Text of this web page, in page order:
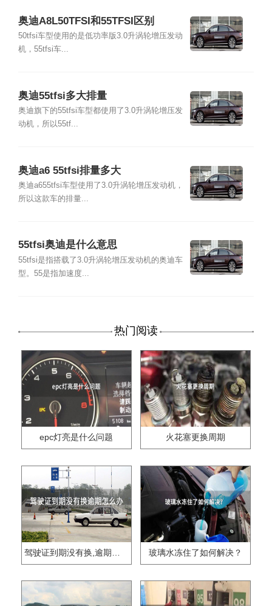
奥迪A8L50TFSI和55TFSI区别
50tfsi车型使用的是低功率版3.0升涡轮增压发动
机，55tfsi车...
奥迪55tfsi多大排量
奥迪旗下的55tfsi车型都使用了3.0升涡轮增压发
动机，所以55tf...
奥迪a6 55tfsi排量多大
奥迪a655tfsi车型使用了3.0升涡轮增压发动机，
所以这款车的排量...
55tfsi奥迪是什么意思
55tfsi是指搭载了3.0升涡轮增压发动机的奥迪车
型。55是指加速度...
热门阅读
epc灯亮是什么问题 火花塞更换周期
玻璃水冻住了如何解决？